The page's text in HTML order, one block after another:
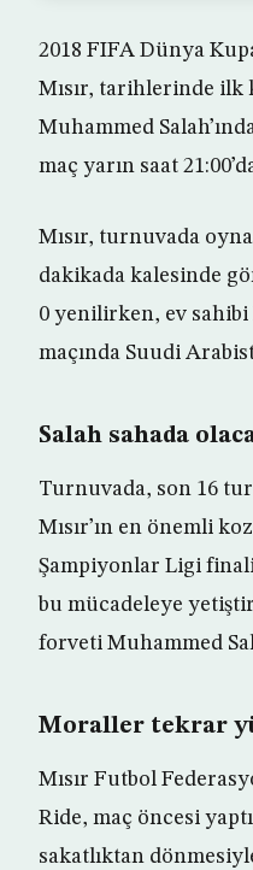
2018 FIFA Dünya
Mısır, tarihlerinde ilk
Muhammed
maç yarın saat
Mısır, turnuvada
dakikada kalesinde
0 yenilirken, ev sahibi
maçında Suudi
Salah sahada
Turnuvada, son 16
Mısır’ın en önemli
Şampiyonlar Ligi
bu mücadeleye
forveti Muhammed
Moraller tekrar
Mısır Futbol
Ride, maç öncesi
sakatlıktan